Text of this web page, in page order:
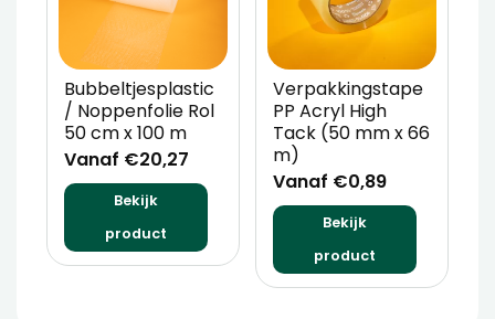
Bubbeltjesplastic
/ Noppenfolie Rol
50 cm x 100 m
Vanaf €20,27
Bekijk
product
Verpakkingstape
PP Acryl High
Tack (50 mm x 66
m)
Vanaf €0,89
Bekijk
product